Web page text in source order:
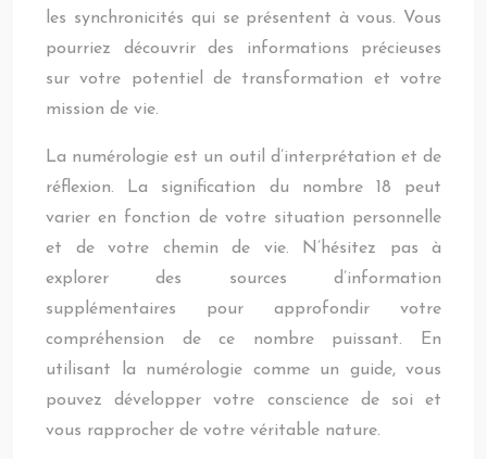
les synchronicités qui se présentent à vous. Vous
pourriez découvrir des informations précieuses
sur votre potentiel de transformation et votre
mission de vie.
La numérologie est un outil d’interprétation et de
réflexion. La signification du nombre 18 peut
varier en fonction de votre situation personnelle
et de votre chemin de vie. N’hésitez pas à
explorer des sources d’information
supplémentaires pour approfondir votre
compréhension de ce nombre puissant. En
utilisant la numérologie comme un guide, vous
pouvez développer votre conscience de soi et
vous rapprocher de votre véritable nature.